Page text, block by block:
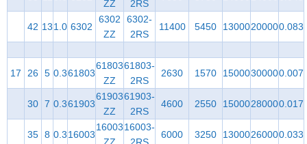
ZZ
2RS
42 131.0 6302
6302
ZZ
6302-
2RS
11400 5450 13000200000.083
17 26 5 0.361803
61803
ZZ
61803-
2RS
2630 1570 15000300000.007
30 7 0.361903
61903
ZZ
61903-
2RS
4600 2550 15000280000.017
35 8 0.316003
1600316003-
6000 3250 13000260000.033